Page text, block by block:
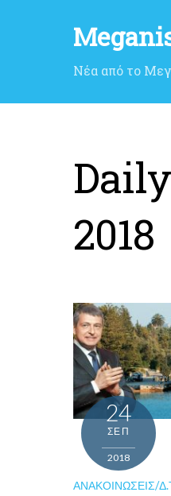
Νέα από το
2018
24
ΣΕΠ
2018
ΑΝΑΚΟΙΝΏΣΕΙΣ/